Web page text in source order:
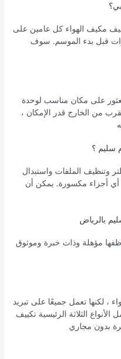
مكيف الهواء كل عامين على
قبل بدء الموسم. سوف
على مكان مناسب لوحدة
من الخارج قدر الإمكان ،
سليم ؟
وتنظيف الملفات واستبدال
أي أجزاء مكسورة. يمكن أن
بالرياض
مؤهلة وذات خبرة وموثوق
، لكنها تعمل جميعًا على تبريد
الثلاثة الرئيسية تكييف
بدون مجاري